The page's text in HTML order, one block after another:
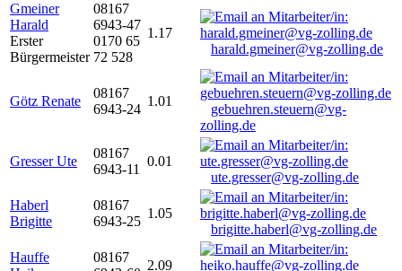
Gmeiner
Harald
Erster
Bürgermeister
08167
6943-47
0170 65
72 528
1.17
harald.gmeiner@vg-zolling.de
Götz Renate
08167
6943-24
1.01
gebuehren.steuern@vg-
zolling.de
Gresser Ute
08167
6943-11
0.01
ute.gresser@vg-zolling.de
Haberl
Brigitte
08167
6943-25
1.05
brigitte.haberl@vg-zolling.de
Hauffe
08167
2.09